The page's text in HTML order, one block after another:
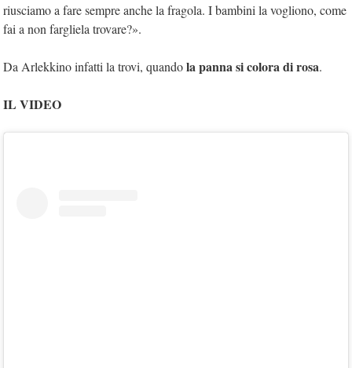
riusciamo a fare sempre anche la fragola. I bambini la vogliono, come
fai a non fargliela trovare?».
Da Arlekkino infatti la trovi, quandola panna si colora di rosa.
IL VIDEO